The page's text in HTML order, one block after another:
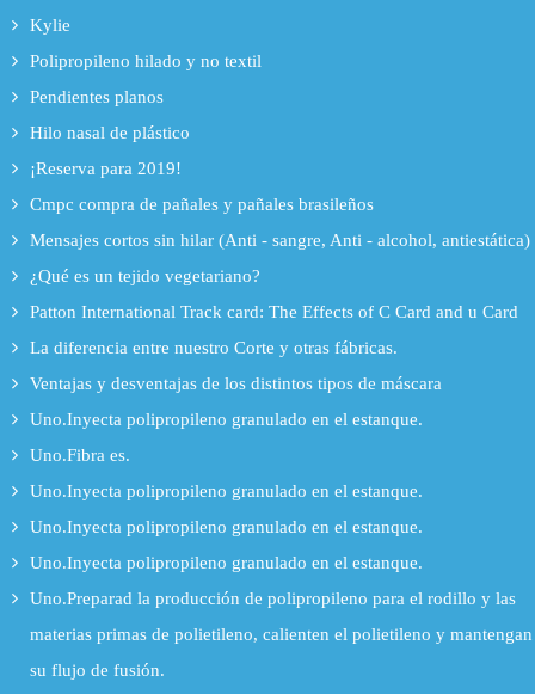
Kylie
Polipropileno hilado y no textil
Pendientes planos
Hilo nasal de plástico
¡Reserva para 2019!
Cmpc compra de pañales y pañales brasileños
Mensajes cortos sin hilar (Anti - sangre, Anti - alcohol, antiestática)
¿Qué es un tejido vegetariano?
Patton International Track card: The Effects of C Card and u Card
La diferencia entre nuestro Corte y otras fábricas.
Ventajas y desventajas de los distintos tipos de máscara
Uno.Inyecta polipropileno granulado en el estanque.
Uno.Fibra es.
Uno.Inyecta polipropileno granulado en el estanque.
Uno.Inyecta polipropileno granulado en el estanque.
Uno.Inyecta polipropileno granulado en el estanque.
Uno.Preparad la producción de polipropileno para el rodillo y las
materias primas de polietileno, calienten el polietileno y mantengan
su flujo de fusión.